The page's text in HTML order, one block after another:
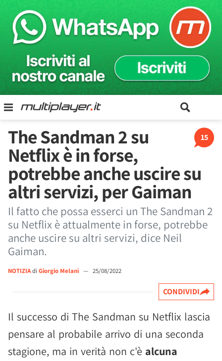
15
The Sandman 2 su
Netflix è in forse,
potrebbe anche uscire su
altri servizi, per Gaiman
Il fatto che possa esserci un The Sandman 2
su Netflix è attualmente in forse, potrebbe
anche uscire su altri servizi, dice Neil
Gaiman.
NOTIZIAdi Giorgio Melani — 25/08/2022
CONDIVIDI
Il successo di The Sandman su Netflix lascia
pensare al probabile arrivo di una seconda
stagione, ma in verità non c'è alcuna